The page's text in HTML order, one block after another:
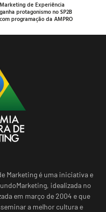
Marketing de Experiência
ganha protagonismo no SP2B
com programação da AMPRO
Marketing é uma iniciativa e
idealizada no
em março de 2004 e que
a melhor cultura e